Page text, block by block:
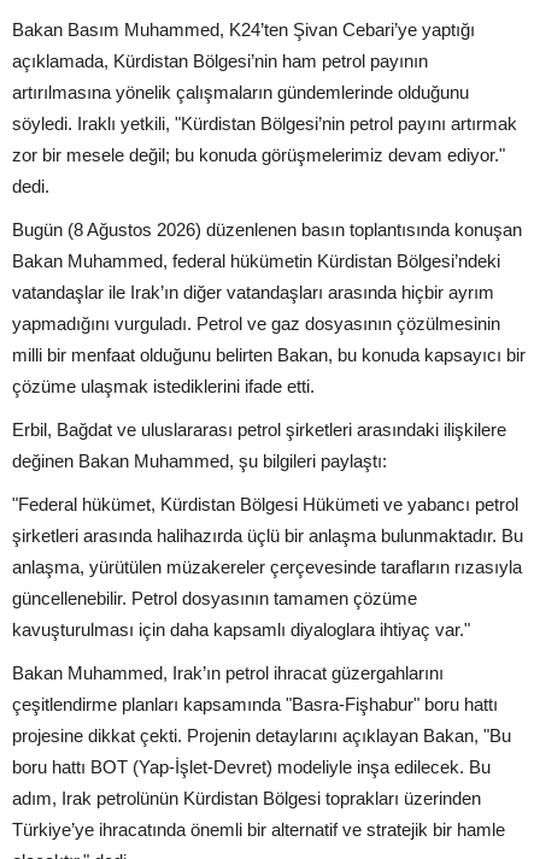
Bakan Basım Muhammed, K24’ten Şivan Cebari’ye yaptığı
açıklamada, Kürdistan Bölgesi’nin ham petrol payının
artırılmasına yönelik çalışmaların gündemlerinde olduğunu
söyledi. Iraklı yetkili, "Kürdistan Bölgesi’nin petrol payını artırmak
zor bir mesele değil; bu konuda görüşmelerimiz devam ediyor."
dedi.
Bugün (8 Ağustos 2026) düzenlenen basın toplantısında konuşan
Bakan Muhammed, federal hükümetin Kürdistan Bölgesi’ndeki
vatandaşlar ile Irak’ın diğer vatandaşları arasında hiçbir ayrım
yapmadığını vurguladı. Petrol ve gaz dosyasının çözülmesinin
milli bir menfaat olduğunu belirten Bakan, bu konuda kapsayıcı bir
çözüme ulaşmak istediklerini ifade etti.
Erbil, Bağdat ve uluslararası petrol şirketleri arasındaki ilişkilere
değinen Bakan Muhammed, şu bilgileri paylaştı:
"Federal hükümet, Kürdistan Bölgesi Hükümeti ve yabancı petrol
şirketleri arasında halihazırda üçlü bir anlaşma bulunmaktadır. Bu
anlaşma, yürütülen müzakereler çerçevesinde tarafların rızasıyla
güncellenebilir. Petrol dosyasının tamamen çözüme
kavuşturulması için daha kapsamlı diyaloglara ihtiyaç var."
Bakan Muhammed, Irak’ın petrol ihracat güzergahlarını
çeşitlendirme planları kapsamında "Basra-Fişhabur" boru hattı
projesine dikkat çekti. Projenin detaylarını açıklayan Bakan, "Bu
boru hattı BOT (Yap-İşlet-Devret) modeliyle inşa edilecek. Bu
adım, Irak petrolünün Kürdistan Bölgesi toprakları üzerinden
Türkiye’ye ihracatında önemli bir alternatif ve stratejik bir hamle